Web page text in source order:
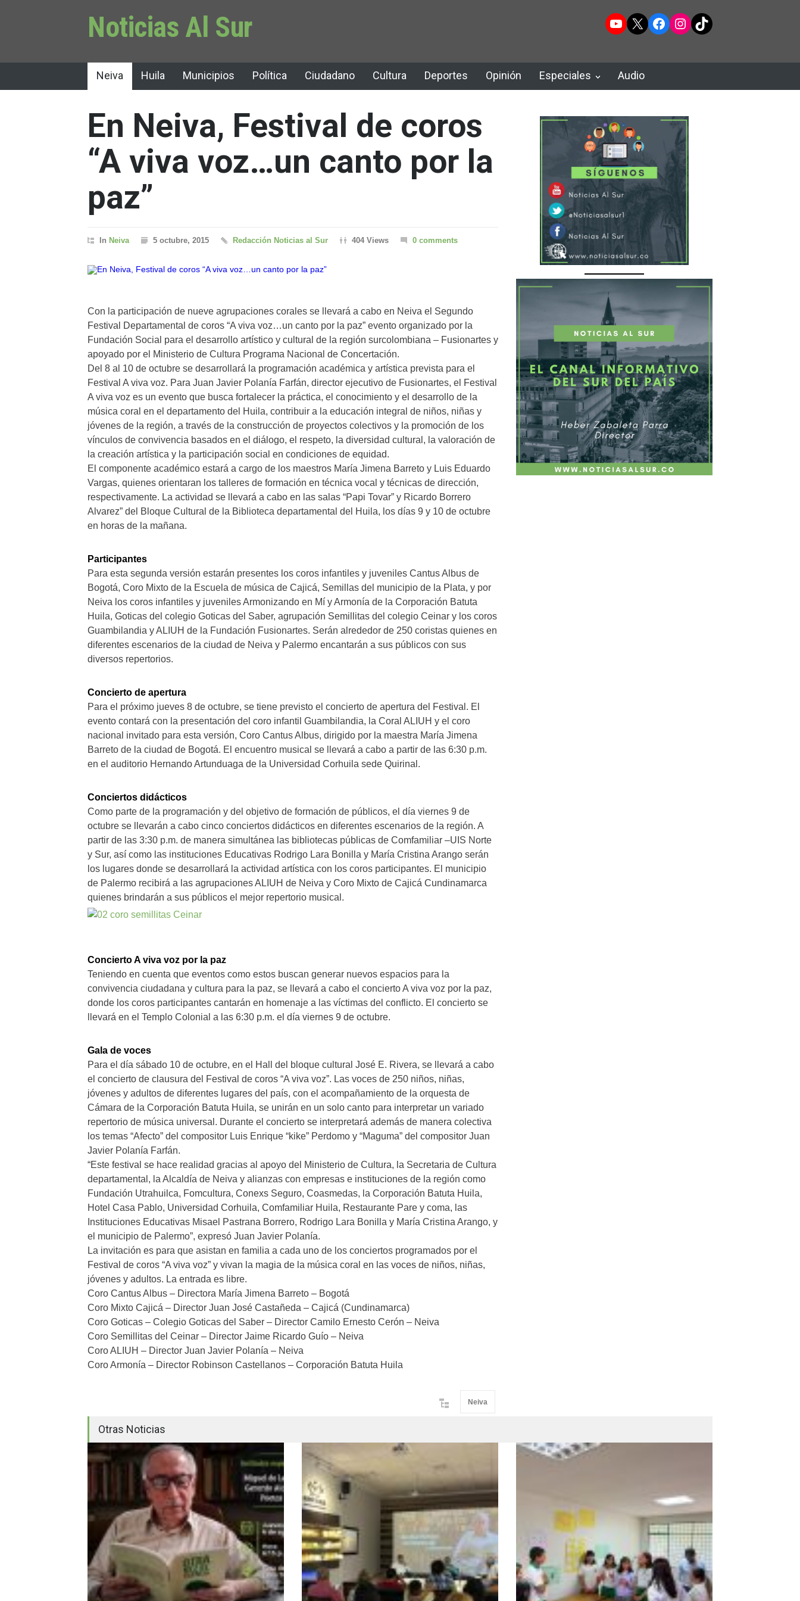
Noticias Al Sur YouTube
X Facebook
Instagram
TikTok
Neiva Huila Municipios Política Ciudadano Cultura Deportes Opinión Especiales Audio
En Neiva, Festival de coros
“A viva voz…un canto por la
paz”
In Neiva 5 octubre, 2015 Redacción Noticias al Sur 404 Views 0 comments
Con la participación de nueve agrupaciones corales se llevará a cabo en Neiva el Segundo
Festival Departamental de coros “A viva voz…un canto por la paz” evento organizado por la
Fundación Social para el desarrollo artístico y cultural de la región surcolombiana – Fusionartes y
apoyado por el Ministerio de Cultura Programa Nacional de Concertación.
Del 8 al 10 de octubre se desarrollará la programación académica y artística prevista para el
Festival A viva voz. Para Juan Javier Polanía Farfán, director ejecutivo de Fusionartes, el Festival
A viva voz es un evento que busca fortalecer la práctica, el conocimiento y el desarrollo de la
música coral en el departamento del Huila, contribuir a la educación integral de niños, niñas y
jóvenes de la región, a través de la construcción de proyectos colectivos y la promoción de los
vínculos de convivencia basados en el diálogo, el respeto, la diversidad cultural, la valoración de
la creación artística y la participación social en condiciones de equidad.
El componente académico estará a cargo de los maestros María Jimena Barreto y Luis Eduardo
Vargas, quienes orientaran los talleres de formación en técnica vocal y técnicas de dirección,
respectivamente. La actividad se llevará a cabo en las salas “Papi Tovar” y Ricardo Borrero
Alvarez” del Bloque Cultural de la Biblioteca departamental del Huila, los días 9 y 10 de octubre
en horas de la mañana.
Participantes
Para esta segunda versión estarán presentes los coros infantiles y juveniles Cantus Albus de
Bogotá, Coro Mixto de la Escuela de música de Cajicá, Semillas del municipio de la Plata, y por
Neiva los coros infantiles y juveniles Armonizando en Mí y Armonía de la Corporación Batuta
Huila, Goticas del colegio Goticas del Saber, agrupación Semillitas del colegio Ceinar y los coros
Guambilandia y ALIUH de la Fundación Fusionartes. Serán alrededor de 250 coristas quienes en
diferentes escenarios de la ciudad de Neiva y Palermo encantarán a sus públicos con sus
diversos repertorios.
Concierto de apertura
Para el próximo jueves 8 de octubre, se tiene previsto el concierto de apertura del Festival. El
evento contará con la presentación del coro infantil Guambilandia, la Coral ALIUH y el coro
nacional invitado para esta versión, Coro Cantus Albus, dirigido por la maestra María Jimena
Barreto de la ciudad de Bogotá. El encuentro musical se llevará a cabo a partir de las 6:30 p.m.
en el auditorio Hernando Artunduaga de la Universidad Corhuila sede Quirinal.
Conciertos didácticos
Como parte de la programación y del objetivo de formación de públicos, el día viernes 9 de
octubre se llevarán a cabo cinco conciertos didácticos en diferentes escenarios de la región. A
partir de las 3:30 p.m. de manera simultánea las bibliotecas públicas de Comfamiliar –UIS Norte
y Sur, así como las instituciones Educativas Rodrigo Lara Bonilla y María Cristina Arango serán
los lugares donde se desarrollará la actividad artística con los coros participantes. El municipio
de Palermo recibirá a las agrupaciones ALIUH de Neiva y Coro Mixto de Cajicá Cundinamarca
quienes brindarán a sus públicos el mejor repertorio musical.
Concierto A viva voz por la paz
Teniendo en cuenta que eventos como estos buscan generar nuevos espacios para la
convivencia ciudadana y cultura para la paz, se llevará a cabo el concierto A viva voz por la paz,
donde los coros participantes cantarán en homenaje a las víctimas del conflicto. El concierto se
llevará en el Templo Colonial a las 6:30 p.m. el día viernes 9 de octubre.
Gala de voces
Para el día sábado 10 de octubre, en el Hall del bloque cultural José E. Rivera, se llevará a cabo
el concierto de clausura del Festival de coros “A viva voz”. Las voces de 250 niños, niñas,
jóvenes y adultos de diferentes lugares del país, con el acompañamiento de la orquesta de
Cámara de la Corporación Batuta Huila, se unirán en un solo canto para interpretar un variado
repertorio de música universal. Durante el concierto se interpretará además de manera colectiva
los temas “Afecto” del compositor Luis Enrique “kike” Perdomo y “Maguma” del compositor Juan
Javier Polanía Farfán.
“Este festival se hace realidad gracias al apoyo del Ministerio de Cultura, la Secretaria de Cultura
departamental, la Alcaldía de Neiva y alianzas con empresas e instituciones de la región como
Fundación Utrahuilca, Fomcultura, Conexs Seguro, Coasmedas, la Corporación Batuta Huila,
Hotel Casa Pablo, Universidad Corhuila, Comfamiliar Huila, Restaurante Pare y coma, las
Instituciones Educativas Misael Pastrana Borrero, Rodrigo Lara Bonilla y María Cristina Arango, y
el municipio de Palermo”, expresó Juan Javier Polanía.
La invitación es para que asistan en familia a cada uno de los conciertos programados por el
Festival de coros “A viva voz” y vivan la magia de la música coral en las voces de niños, niñas,
jóvenes y adultos. La entrada es libre.
Coro Cantus Albus – Directora María Jimena Barreto – Bogotá
Coro Mixto Cajicá – Director Juan José Castañeda – Cajicá (Cundinamarca)
Coro Goticas – Colegio Goticas del Saber – Director Camilo Ernesto Cerón – Neiva
Coro Semillitas del Ceinar – Director Jaime Ricardo Guío – Neiva
Coro ALIUH – Director Juan Javier Polanía – Neiva
Coro Armonía – Director Robinson Castellanos – Corporación Batuta Huila
Neiva
Otras Noticias